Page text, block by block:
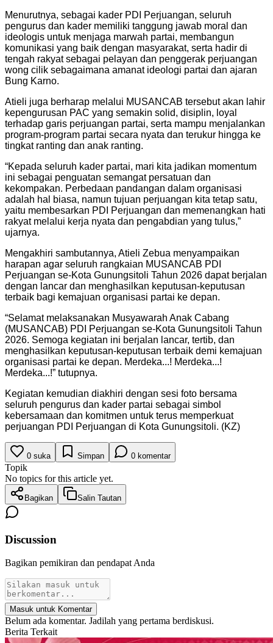
Menurutnya, sebagai kader PDI Perjuangan, seluruh
pengurus dan kader memiliki tanggung jawab moral dan
ideologis untuk menjaga marwah partai, membangun
komunikasi yang baik dengan masyarakat, serta hadir di
tengah rakyat sebagai pelayan dan penggerak perjuangan
wong cilik sebagaimana amanat ideologi partai dan ajaran
Bung Karno.
Atieli juga berharap melalui MUSANCAB tersebut akan lahir
kepengurusan PAC yang semakin solid, disiplin, loyal
terhadap garis perjuangan partai, serta mampu menjalankan
program-program partai secara nyata dan terukur hingga ke
tingkat ranting dan anak ranting.
“Kepada seluruh kader partai, mari kita jadikan momentum
ini sebagai penguatan semangat persatuan dan
kekompakan. Perbedaan pandangan dalam organisasi
adalah hal biasa, namun tujuan perjuangan kita tetap satu,
yaitu membesarkan PDI Perjuangan dan memenangkan hati
rakyat melalui kerja nyata dan pengabdian yang tulus,”
ujarnya.
Mengakhiri sambutannya, Atieli Zebua menyampaikan
harapan agar seluruh rangkaian MUSANCAB PDI
Perjuangan se-Kota Gunungsitoli Tahun 2026 dapat berjalan
dengan lancar dan menghasilkan keputusan-keputusan
terbaik bagi kemajuan organisasi partai ke depan.
“Selamat melaksanakan Musyawarah Anak Cabang
(MUSANCAB) PDI Perjuangan se-Kota Gunungsitoli Tahun
2026. Semoga kegiatan ini berjalan lancar, tertib, dan
menghasilkan keputusan-keputusan terbaik demi kemajuan
organisasi partai ke depan. Merdeka...! Merdeka...!
Merdeka...!” tutupnya.
Kegiatan kemudian diakhiri dengan sesi foto bersama
seluruh pengurus dan kader partai sebagai simbol
kebersamaan dan komitmen untuk terus memperkuat
perjuangan PDI Perjuangan di Kota Gunungsitoli. (KZ)
0 suka Simpan 0 komentar
Topik
No topics for this article yet.
Bagikan Salin Tautan
Discussion
Bagikan pemikiran dan pendapat Anda
Masuk untuk Komentar
Belum ada komentar. Jadilah yang pertama berdiskusi.
Berita Terkait